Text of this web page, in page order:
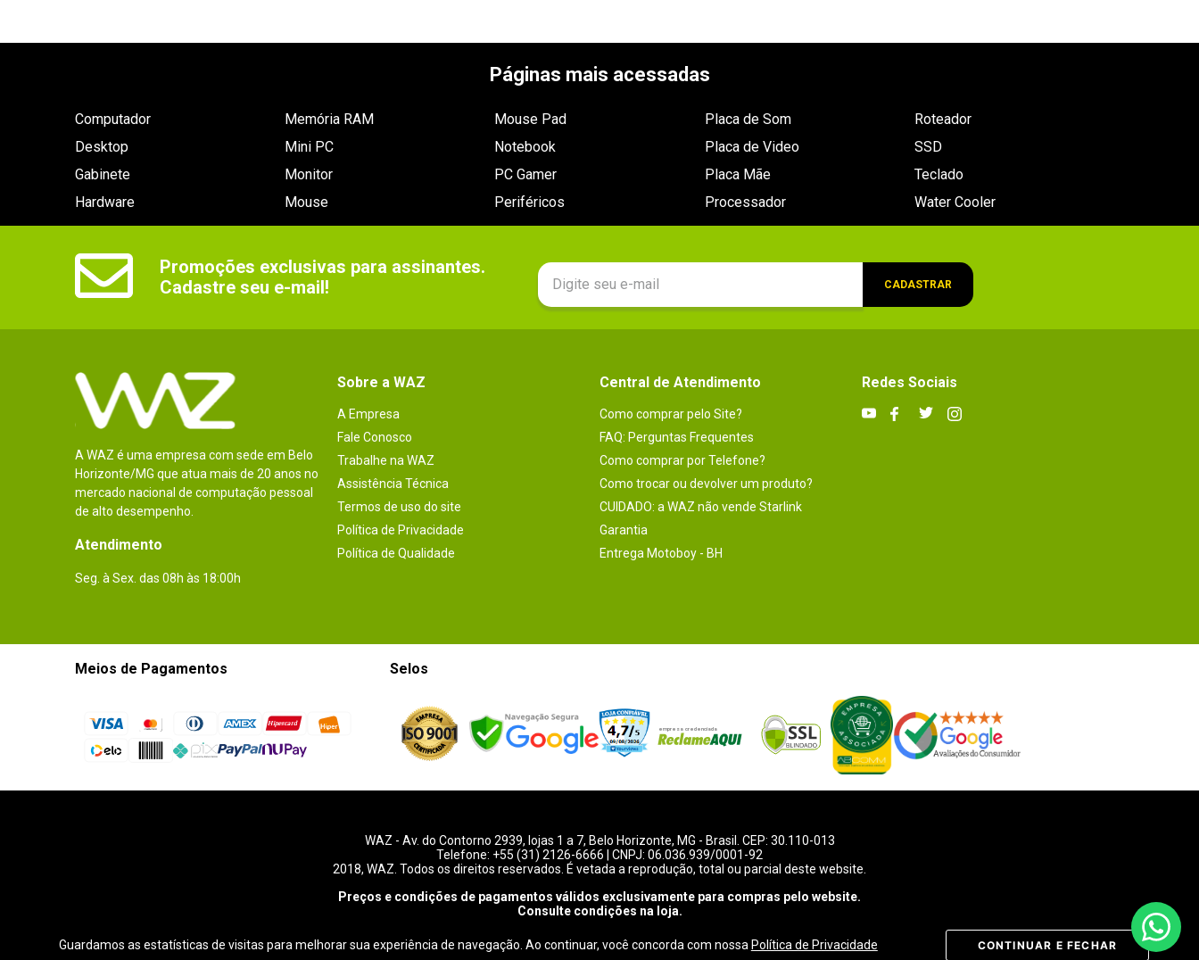
Páginas mais acessadas
Computador
Desktop
Gabinete
Hardware
Memória RAM
Mini PC
Monitor
Mouse
Mouse Pad
Notebook
PC Gamer
Periféricos
Placa de Som
Placa de Video
Placa Mãe
Processador
Roteador
SSD
Teclado
Water Cooler
Promoções exclusivas para assinantes.
Cadastre seu e-mail!
CADASTRAR
A WAZ é uma empresa com sede em Belo
Horizonte/MG que atua mais de 20 anos no
mercado nacional de computação pessoal
de alto desempenho.
Atendimento
Seg. à Sex. das 08h às 18:00h
Sobre a WAZ
A Empresa
Fale Conosco
Trabalhe na WAZ
Assistência Técnica
Termos de uso do site
Política de Privacidade
Política de Qualidade
Central de Atendimento
Como comprar pelo Site?
FAQ: Perguntas Frequentes
Como comprar por Telefone?
Como trocar ou devolver um produto?
CUIDADO: a WAZ não vende Starlink
Garantia
Entrega Motoboy - BH
Redes Sociais
Meios de Pagamentos Selos
WAZ - Av. do Contorno 2939, lojas 1 a 7, Belo Horizonte, MG - Brasil. CEP: 30.110-013
Telefone: +55 (31) 2126-6666 | CNPJ: 06.036.939/0001-92
2018, WAZ. Todos os direitos reservados. É vetada a reprodução, total ou parcial deste website.
Preços e condições de pagamentos válidos exclusivamente para compras pelo website.
Consulte condições na loja.
Guardamos as estatísticas de visitas para melhorar sua experiência de navegação. Ao continuar, você concorda com nossa Política de Privacidade CONTINUAR E FECHAR